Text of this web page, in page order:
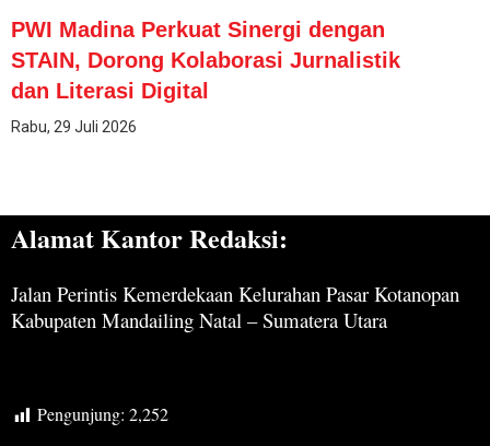
PWI Madina Perkuat Sinergi dengan
STAIN, Dorong Kolaborasi Jurnalistik
dan Literasi Digital
Rabu, 29 Juli 2026
Alamat Kantor Redaksi:
Jalan Perintis Kemerdekaan Kelurahan Pasar Kotanopan
Kabupaten Mandailing Natal – Sumatera Utara
Pengunjung: 2,252